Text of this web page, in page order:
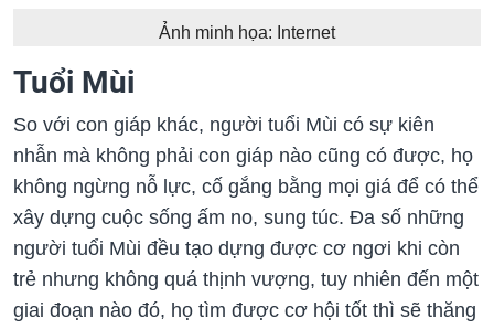
Ảnh minh họa: Internet
Tuổi Mùi
So với con giáp khác, người tuổi Mùi có sự kiên
nhẫn mà không phải con giáp nào cũng có được, họ
không ngừng nỗ lực, cố gắng bằng mọi giá để có thể
xây dựng cuộc sống ấm no, sung túc. Đa số những
người tuổi Mùi đều tạo dựng được cơ ngơi khi còn
trẻ nhưng không quá thịnh vượng, tuy nhiên đến một
giai đoạn nào đó, họ tìm được cơ hội tốt thì sẽ thăng